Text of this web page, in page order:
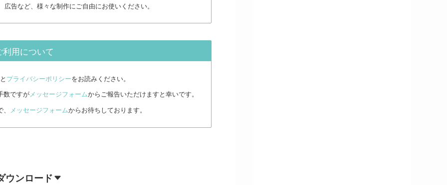
告など、様々な制作にご自由にお使いください。
利用について
と プライバシーポリシーをお読みください。
数ですがメッセージフォームからご報告いただけますと幸いです。
メッセージフォームからお待ちしております。
ウンロード